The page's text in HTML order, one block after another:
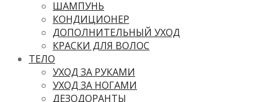
ШАМПУНЬ
КОНДИЦИОНЕР
ДОПОЛНИТЕЛЬНЫЙ УХОД
КРАСКИ ДЛЯ ВОЛОС
ТЕЛО
УХОД ЗА РУКАМИ
УХОД ЗА НОГАМИ
ДЕЗОДОРАНТЫ